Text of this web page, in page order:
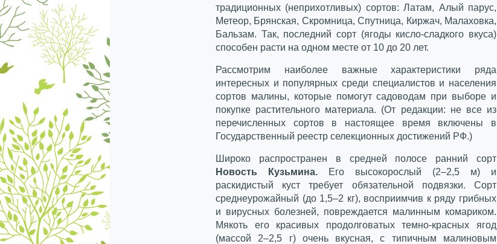
традиционных (неприхотливых) сортов: Латам, Алый парус,
Метеор, Брянская, Скромница, Спутница, Киржач, Малаховка,
Бальзам. Так, последний сорт (ягоды кисло-сладкого вкуса)
способен расти на одном месте от 10 до 20 лет.
Рассмотрим наиболее важные характеристики ряда
интересных и популярных среди специалистов и населения
сортов малины, которые помогут садоводам при выборе и
покупке растительного материала. (От редакции: не все из
перечисленных сортов в настоящее время включены в
Государственный реестр селекционных достижений РФ.)
Широко распространен в средней полосе ранний сорт
Новость Кузьмина. Его высокорослый (2–2,5 м) и
раскидистый куст требует обязательной подвязки. Сорт
среднеурожайный (до 1,5–2 кг), восприимчив к ряду грибных
и вирусных болезней, повреждается малинным комариком.
Мякоть его красивых продолговатых темно-красных ягод
(массой 2–2,5 г) очень вкусная, с типичным малиновым